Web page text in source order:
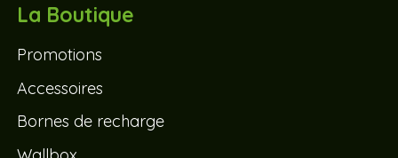
La Boutique
Promotions
Accessoires
Bornes de recharge